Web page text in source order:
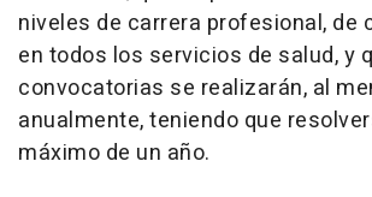
niveles de carrera profesional, de
en todos los servicios de salud, y
convocatorias se realizarán, al
anualmente, teniendo que
máximo de un año.